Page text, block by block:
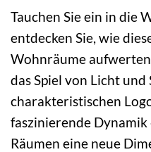
Tauchen Sie ein in die
entdecken Sie, wie
Wohnräume
das Spiel von Licht
charakteristischen
faszinierende
Räumen eine neue